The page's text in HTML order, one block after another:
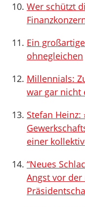
Wer schützt
Ein
ohnegleichen
Millennials:
war gar nicht
Stefan Heinz:
einer
“Neues
Angst vor der